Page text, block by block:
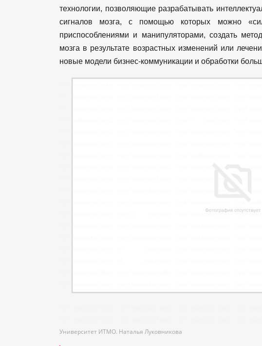
технологии, позволяющие разрабатывать
сигналов мозга, с помощью которых можно
приспособлениями и манипуляторами, создать
мозга в результате возрастных изменений или
новые модели бизнес-коммуникации и обработки
Университет ИТМО. Наталья Луковникова